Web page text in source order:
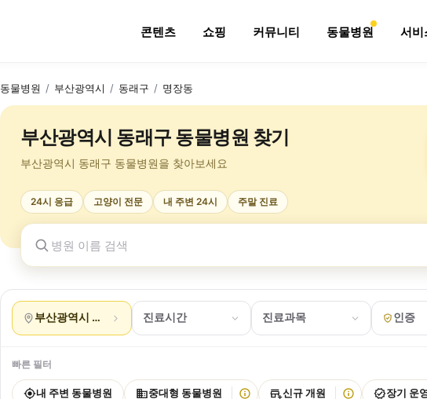
콘텐츠 쇼핑 커뮤니티 동물병원 서비
동물병원 / 부산광역시 / 동래구 / 명장동
부산광역시 동래구 동물병원 찾기
부산광역시 동래구 동물병원을 찾아보세요
24시 응급 고양이 전문 내 주변 24시 주말 진료
부산광역시 동래구 명장동진료시간 진료과목 인증
빠른 필터
내 주변 동물병원 중대형 동물병원 신규 개원 장기 운